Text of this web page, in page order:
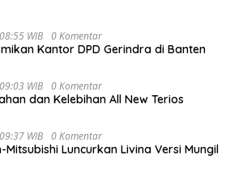
WIB 0 Komentar
Kantor DPD Gerindra di Banten
WIB 0 Komentar
dan Kelebihan All New Terios
WIB 0 Komentar
Mitsubishi Luncurkan Livina Versi Mungil